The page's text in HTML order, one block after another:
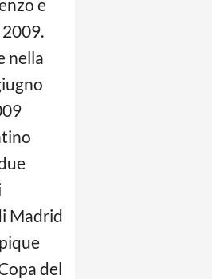
e
nella
Madrid
del